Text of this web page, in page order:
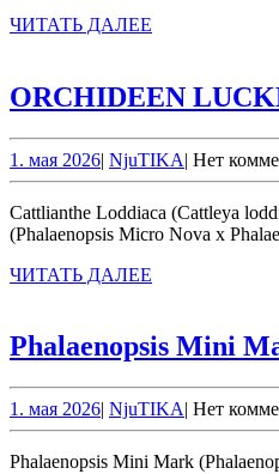
ЧИТАТЬ ДАЛЕЕ
ORCHIDEEN
1. мая 20261.
мая
2026
| NjuTIKANjuTIKA
| Нет
Cattlianthe Loddiaca (Cattleya loddigesii x Guarianthe aurantiaca) Vandachostylis Thai Sky ‘Blue Ocean’ (Vandachostylis Charlotte Oestreicher x Vandachostylis Tham Yuen Hae) Phalaenopsis Mini Mark
(Phalaenopsis Micro Nova x
ЧИТАТЬ ДАЛЕЕ
Phalaenopsis Mini
1. мая 20261.
мая
2026
| NjuTIKANjuTIKA
| Нет
Phalaenopsis Mini Mark